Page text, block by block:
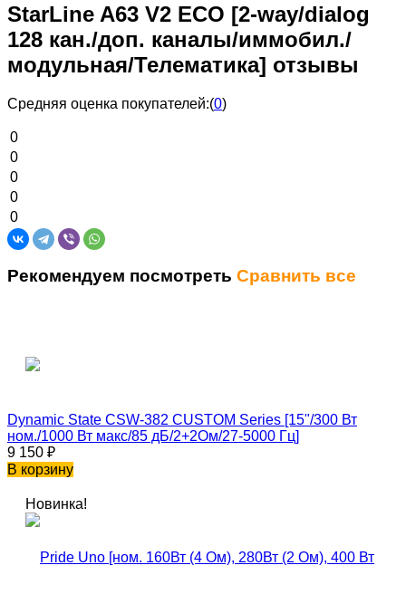
StarLine A63 V2 ECO [2-way/dialog
128 кан./доп. каналы/иммобил./
модульная/Телематика] отзывы
Средняя оценка покупателей:(0)
0
0
0
0
0
Рекомендуем посмотреть Сравнить все
Dynamic State CSW-382 CUSTOM Series [15"/300 Вт
ном./1000 Вт макс/85 дБ/2+2Ом/27-5000 Гц]
9 150 ₽
В корзину
Новинка!